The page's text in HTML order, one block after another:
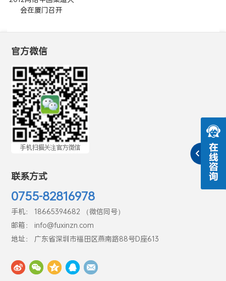
会在厦门召开
官方微信
联系方式
0755-82816978
手机： 18665394682 （微信同号）
邮箱： info@fuxinzn.com
地址： 广东省深圳市福田区燕南路88号D座613